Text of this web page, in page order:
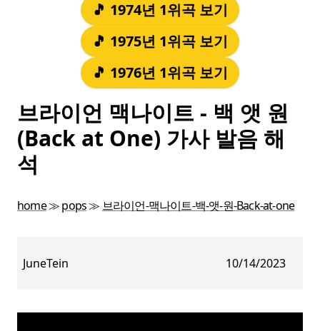
🎵 1974년 1위곡 보기
🎵 1975년 1위곡 보기
🎵 1976년 1위곡 보기
브라이언 맥나이트 - 백 앳 원
(Back at One) 가사 발음 해
석
home≫pops≫ 브라이언-맥나이트-백-앳-원-Back-at-one
JuneTein 10/14/2023